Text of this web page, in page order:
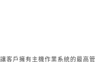
客戶擁有主機作業系統的最高管